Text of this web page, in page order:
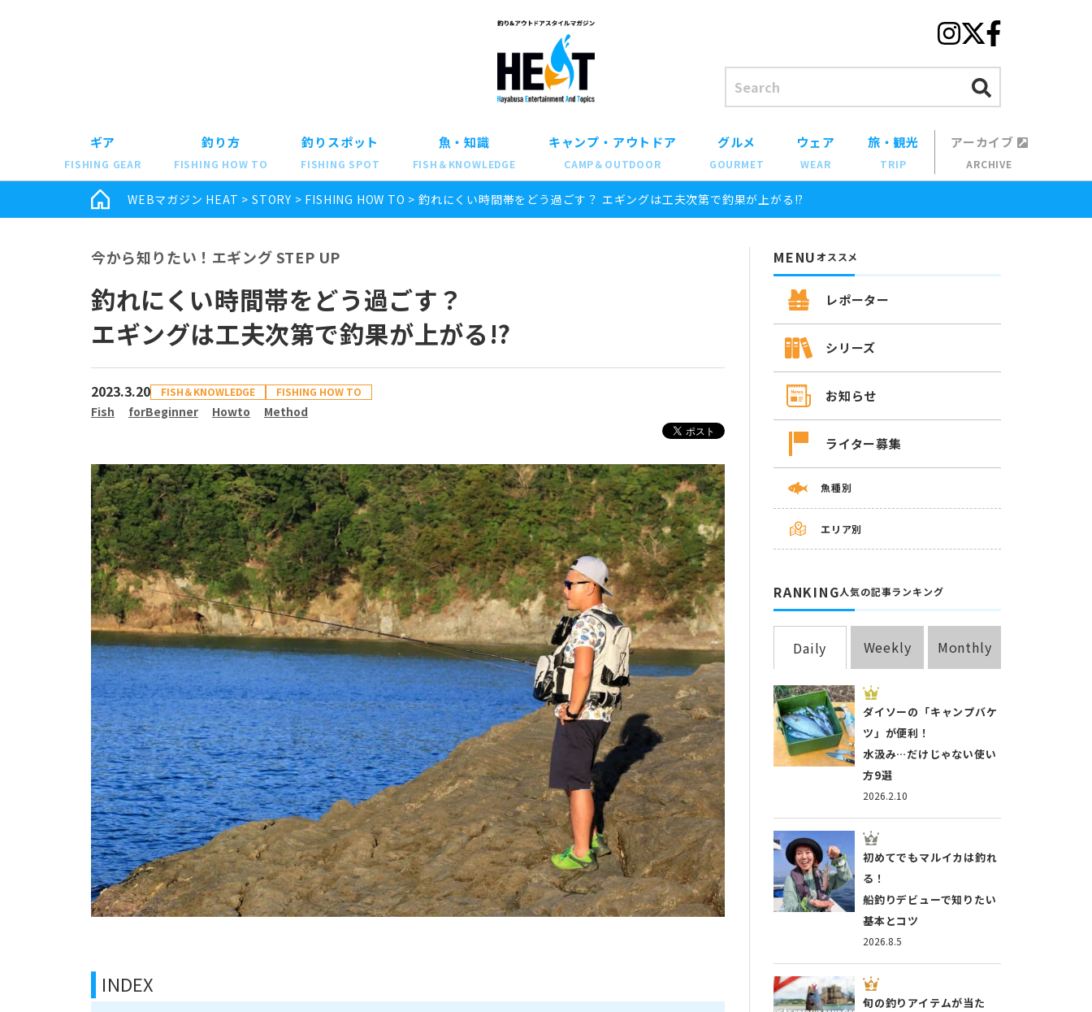
ギア
FISHING GEAR
釣り方
FISHING HOW TO
釣りスポット
FISHING SPOT
魚・知識
FISH＆KNOWLEDGE
キャンプ・アウトドア
CAMP＆OUTDOOR
グルメ
GOURMET
ウェア
WEAR
旅・観光
TRIP
アーカイブ
ARCHIVE
WEBマガジン HEAT >STORY > FISHING HOW TO >釣れにくい時間帯をどう過ごす？ エギングは工夫次第で釣果が上がる!?
今から知りたい！エギング STEP UP
釣れにくい時間帯をどう過ごす？
エギングは工夫次第で釣果が上がる!?
2023.3.20 FISH＆KNOWLEDGE FISHING HOW TO
Fish forBeginner Howto Method
INDEX
MENUオススメ
レポーター
シリーズ
お知らせ
ライター募集
魚種別
エリア別
RANKING人気の記事ランキング
Daily Weekly Monthly
2026.2.10
ダイソーの「キャンプバケ
ツ」が便利！
水汲み…だけじゃない使い
方9選
2026.8.5
初めてでもマルイカは釣れ
る！
船釣りデビューで知りたい
基本とコツ
旬の釣りアイテムが当た